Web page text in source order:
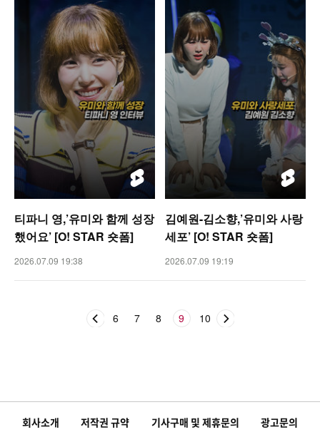
티파니 영,’유미와 함께 성장
했어요’ [O! STAR 숏폼]
2026.07.09 19:38
김예원-김소향,’유미와 사랑
세포’ [O! STAR 숏폼]
2026.07.09 19:19
6 7 8 9 10
회사소개 저작권 규약 기사구매 및 제휴문의 광고문의